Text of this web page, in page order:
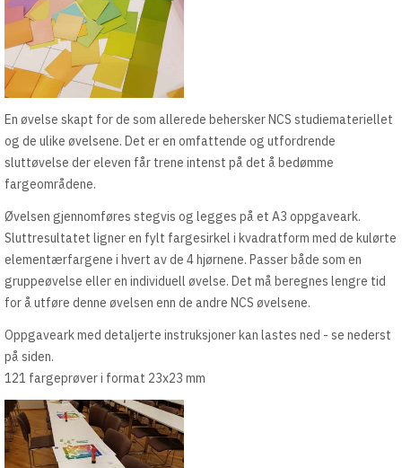
En øvelse skapt for de som allerede behersker NCS studiemateriellet
og de ulike øvelsene. Det er en omfattende og utfordrende
sluttøvelse der eleven får trene intenst på det å bedømme
fargeområdene.
Øvelsen gjennomføres stegvis og legges på et A3 oppgaveark.
Sluttresultatet ligner en fylt fargesirkel i kvadratform med de kulørte
elementærfargene i hvert av de 4 hjørnene. Passer både som en
gruppeøvelse eller en individuell øvelse. Det må beregnes lengre tid
for å utføre denne øvelsen enn de andre NCS øvelsene.
Oppgaveark med detaljerte instruksjoner kan lastes ned - se nederst
på siden.
121 fargeprøver i format 23x23 mm